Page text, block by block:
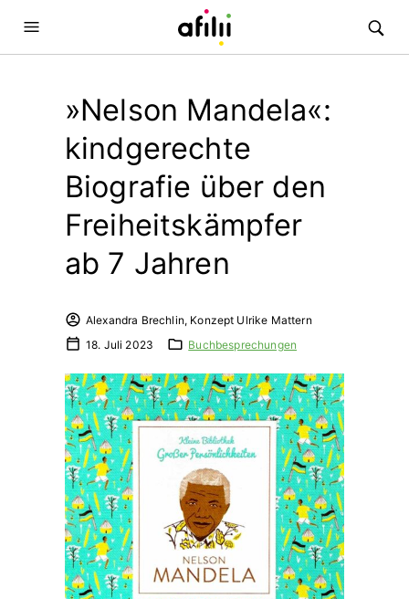
»Nelson Mandela«:
kindgerechte
Biografie über den
Freiheitskämpfer
ab 7 Jahren
Alexandra Brechlin, Konzept Ulrike Mattern
18. Juli 2023
Buchbesprechungen